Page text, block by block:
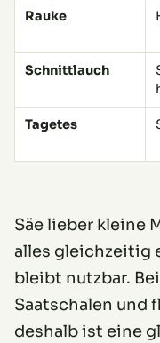
Rauke
Schnittlauch
Tagetes
Säe lieber kleine
alles gleichzeitig
bleibt nutzbar.
Saatschalen und
deshalb ist eine